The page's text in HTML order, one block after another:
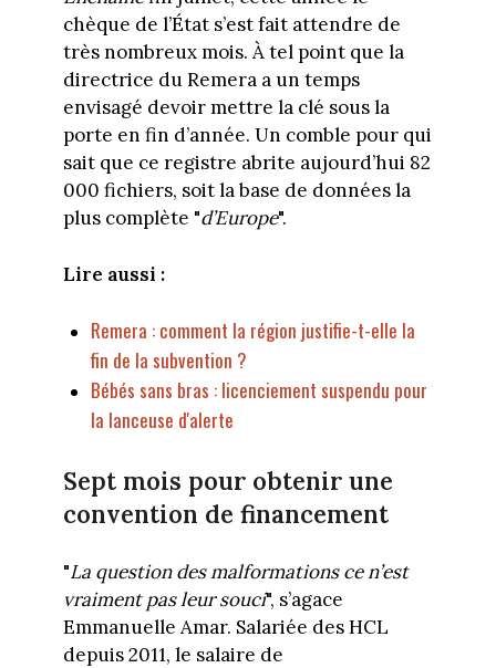
chèque de l’État s’est fait attendre de
très nombreux mois. À tel point que la
directrice du Remera a un temps
envisagé devoir mettre la clé sous la
porte en fin d’année. Un comble pour qui
sait que ce registre abrite aujourd’hui 82
000 fichiers, soit la base de données la
plus complète "d’Europe".
Lire aussi :
Remera : comment la région justifie-t-elle la
fin de la subvention ?
Bébés sans bras : licenciement suspendu pour
la lanceuse d'alerte
Sept mois pour obtenir une
convention de financement
"La question des malformations ce n’est
vraiment pas leur souci", s’agace
Emmanuelle Amar. Salariée des HCL
depuis 2011, le salaire de